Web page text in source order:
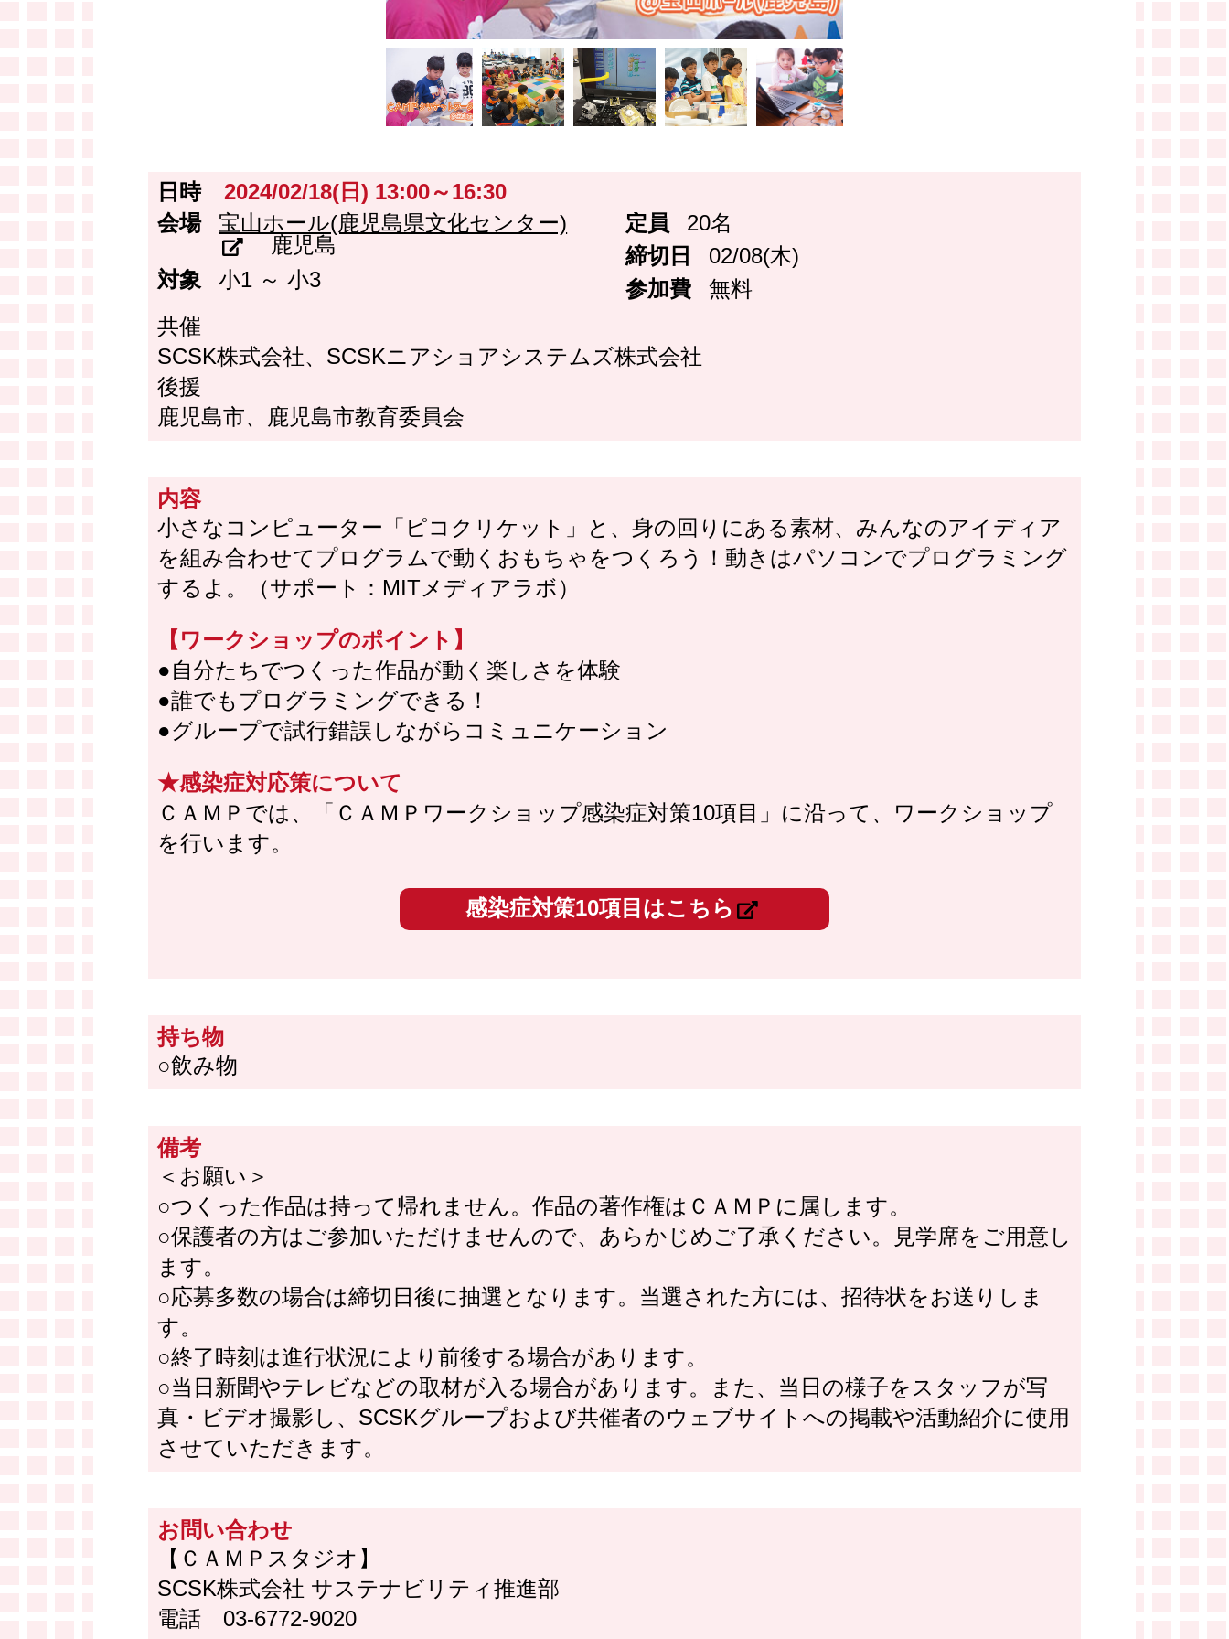
日時
2024/02/18(日) 13:00～16:30
会場
宝山ホール(鹿児島県文化センター)
鹿児島
対象
小1 ～ 小3
定員
20名
締切日
02/08(木)
参加費
無料
共催
SCSK株式会社、SCSKニアショアシステムズ株式会社
後援
鹿児島市、鹿児島市教育委員会
内容
小さなコンピューター「ピコクリケット」と、身の回りにある素材、みんなのアイディア
を組み合わせてプログラムで動くおもちゃをつくろう！動きはパソコンでプログラミング
するよ。（サポート：MITメディアラボ）
【ワークショップのポイント】
●自分たちでつくった作品が動く楽しさを体験
●誰でもプログラミングできる！
●グループで試行錯誤しながらコミュニケーション
★感染症対応策について
ＣＡＭＰでは、「ＣＡＭＰワークショップ感染症対策10項目」に沿って、ワークショップ
を行います。
感染症対策10項目はこちら
持ち物
○飲み物
備考
＜お願い＞
○つくった作品は持って帰れません。作品の著作権はＣＡＭＰに属します。
○保護者の方はご参加いただけませんので、あらかじめご了承ください。見学席をご用意し
ます。
○応募多数の場合は締切日後に抽選となります。当選された方には、招待状をお送りしま
す。
○終了時刻は進行状況により前後する場合があります。
○当日新聞やテレビなどの取材が入る場合があります。また、当日の様子をスタッフが写
真・ビデオ撮影し、SCSKグループおよび共催者のウェブサイトへの掲載や活動紹介に使用
させていただきます。
お問い合わせ
【ＣＡＭＰスタジオ】
SCSK株式会社 サステナビリティ推進部
電話 03-6772-9020